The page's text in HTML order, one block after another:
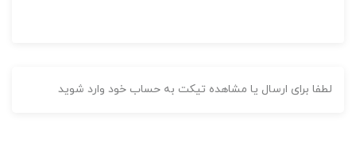
بدون
لطفا برای ارسال یا مشاهده تیکت به حساب خود وارد شوید